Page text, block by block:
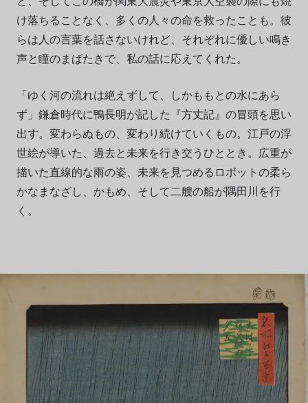
け落ちることなく、多くの人々の命を救ったことも。彼
らは人の言葉を話さないけれど、それぞれに優しい鳴き
声と瞳のまばたきで、私の話に応えてくれた。
「ゆく河の流れは絶えずして、しかももとの水にあら
ず」鎌倉時代に鴨長明が記した『方丈記』の冒頭を思い
出す。変わらぬもの、変わり続けていくもの。江戸の浮
世絵が導いた、過去と未来を行き交うひととき。広重が
描いた直線的な雨の姿、未来を見つめるロボットの柔ら
かなまなざし、かもめ、そして二艘の船が隅田川を行
く。